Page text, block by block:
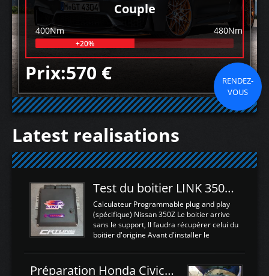
Couple
400Nm 480Nm
+20%
Prix:570 €
RENDEZ-
VOUS
Latest realisations
Test du boitier LINK 350Z Plugin ECU
Calculateur Programmable plug and play
(spécifique) Nissan 350Z Le boitier arrive
sans le support, Il faudra récupérer celui du
boitier d'origine Avant d'installer le
d'envoyer l'information de la large bande
Préparation Honda Civic Type R FK2